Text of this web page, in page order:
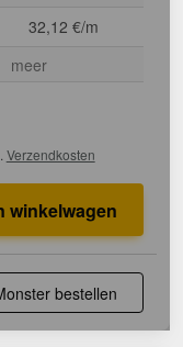
32,12 €/m
meer
Verzendkosten
winkelwagen
bestellen